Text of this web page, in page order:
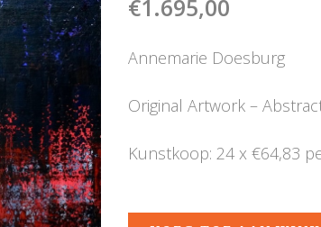
€1.695,00
Annemarie Doesburg
Original Artwork –
Kunstkoop: 24 x €64,83